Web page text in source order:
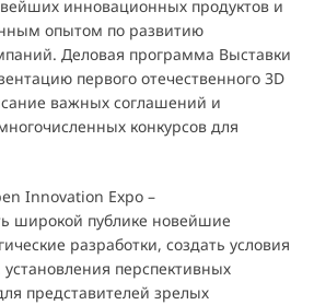
инновационных продуктов и
опытом по развитию
Деловая программа Выставки
первого отечественного 3D
важных соглашений и
конкурсов для
Innovation Expo –
широкой публике новейшие
разработки, создать условия
перспективных
представителей зрелых